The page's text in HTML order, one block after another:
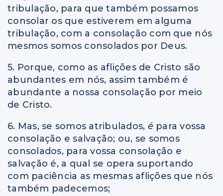
tribulação, para que também possamos
consolar os que estiverem em alguma
tribulação, com a consolação com que nós
mesmos somos consolados por Deus.
5. Porque, como as aflições de Cristo são
abundantes em nós, assim também é
abundante a nossa consolação por meio
de Cristo.
6. Mas, se somos atribulados, é para vossa
consolação e salvação; ou, se somos
consolados, para vossa consolação e
salvação é, a qual se opera suportando
com paciência as mesmas aflições que nós
também padecemos;